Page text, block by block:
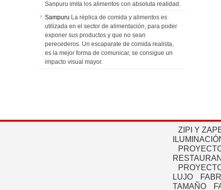
Sanpuru imita los alimentos con absoluta realidad.
Sampuru La réplica de comida y alimentos es
utilizada en el sector de alimentación, para poder
exponer sus productos y que no sean
perecederos. Un escaparate de comida realista,
es la mejor forma de comunicar, se consigue un
impacto visual mayor.
ZIPI Y
LUJO
TAMAÑO